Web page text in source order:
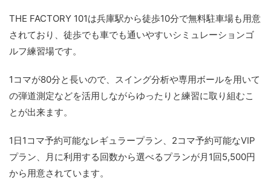
THE FACTORY 101は兵庫駅から徒歩10分で無料駐車場も用意
されており、徒歩でも車でも通いやすいシミュレーションゴ
ルフ練習場です。
1コマが80分と長いので、スイング分析や専用ボールを用いて
の弾道測定などを活用しながらゆったりと練習に取り組むこ
とが出来ます。
1日1コマ予約可能なレギュラープラン、2コマ予約可能なVIP
プラン、月に利用する回数から選べるプランが月1回5,500円
から用意されています。